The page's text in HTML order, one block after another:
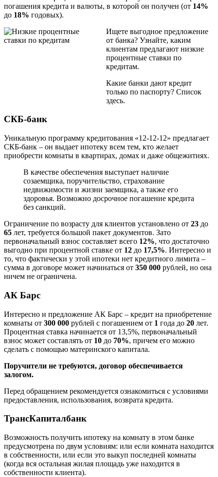
погашения кредита и валюты, в которой он получен (от 14%
до 18% годовых).
Ищете выгодное предложение
от банка? Узнайте, каким
клиентам предлагают низкие
процентные ставки по
кредитам.
Какие банки дают кредит
только по паспорту? Список
здесь.
СКБ-банк
Уникальную программу кредитования «12-12-12» предлагает
СКБ-банк – он выдает ипотеку всем тем, кто желает
приобрести комнаты в квартирах, домах и даже общежитиях.
В качестве обеспечения выступает наличие
созаемщика, поручительство, страхование
недвижимости и жизни заемщика, а также его
здоровья. Возможно досрочное погашение кредита
без санкций.
Ограничение по возрасту для клиентов установлено от 23 до
65 лет, требуется большой пакет документов. Зато
первоначальный взнос составляет всего 12%, что достаточно
выгодно при процентной ставке от 12 до 17,5%. Интересно и
то, что фактически у этой ипотеки нет кредитного лимита –
сумма в договоре может начинаться от 350 000 рублей, но она
ничем не ограничена.
АК Барс
Интересно и предложение АК Барс – кредит на приобретение
комнаты от 300 000 рублей с погашением от 1 года до 20 лет.
Процентная ставка начинается от 13,5%, первоначальный
взнос может составлять от 10 до 70%, причем его можно
сделать с помощью материнского капитала.
Поручители не требуются, договор обеспечивается
залогом.
Перед обращением рекомендуется ознакомиться с условиями
предоставления, использования, возврата кредита.
ТрансКапиталбанк
Возможность получить ипотеку на комнату в этом банке
предусмотрена по двум условиям: или если комната находится
в собственности, или если это выкуп последней комнаты
(когда вся остальная жилая площадь уже находится в
собственности клиента).